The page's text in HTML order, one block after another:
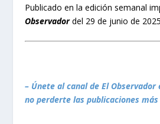
Publicado en la edición semanal
Observadordel 29 de junio de
– Únete al canal de El Observador
no perderte las publicaciones más